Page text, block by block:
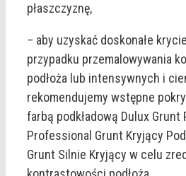
płaszczyznę,
− aby uzyskać doskonałe
przypadku przemalowywania
podłoża lub intensywnych i
rekomendujemy wstępne
farbą podkładową Dulux Grunt
Professional Grunt Kryjący
Grunt Silnie Kryjący w celu